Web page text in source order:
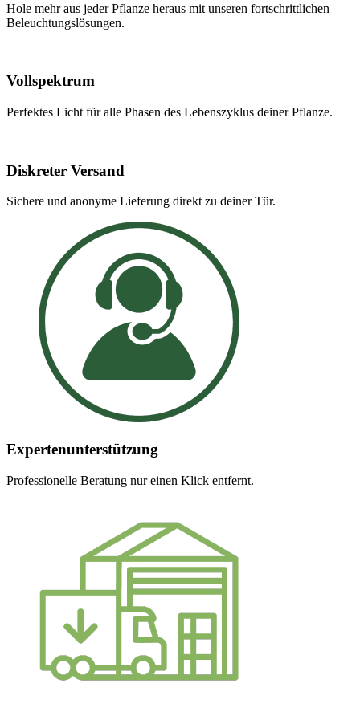
Hole mehr aus jeder Pflanze heraus mit unseren fortschrittlichen
Beleuchtungslösungen.
Vollspektrum
Perfektes Licht für alle Phasen des Lebenszyklus deiner Pflanze.
Diskreter Versand
Sichere und anonyme Lieferung direkt zu deiner Tür.
Expertenunterstützung
Professionelle Beratung nur einen Klick entfernt.